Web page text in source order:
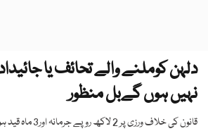
دلہن کوملنے والے تحائف یا
نہیں ہوں گےبل منظور
قانون کی خلاف ورزی پر 2 لاکھ روپے جرمانہ اور3 ماہ قید ہوگی